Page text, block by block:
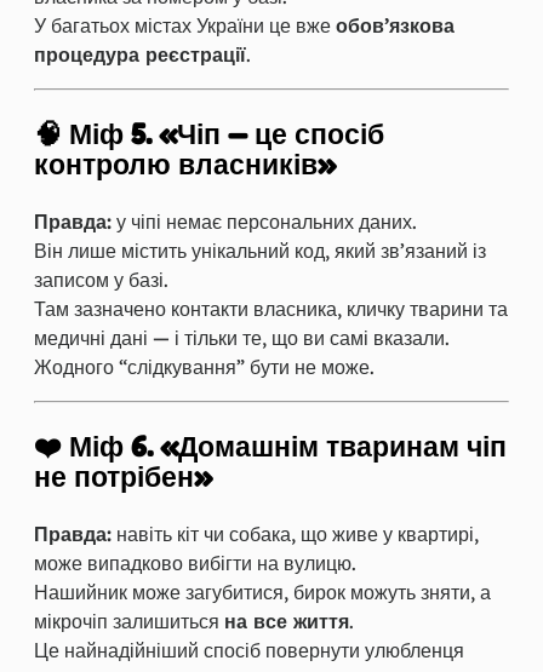
У багатьох містах України це вже обов’язкова
процедура реєстрації.
🧠 Міф 5. «Чіп — це спосіб
контролю власників»
Правда: у чіпі немає персональних даних.
Він лише містить унікальний код, який зв’язаний із
записом у базі.
Там зазначено контакти власника, кличку тварини та
медичні дані — і тільки те, що ви самі вказали.
Жодного “слідкування” бути не може.
❤️ Міф 6. «Домашнім тваринам чіп
не потрібен»
Правда: навіть кіт чи собака, що живе у квартирі,
може випадково вибігти на вулицю.
Нашийник може загубитися, бирок можуть зняти, а
мікрочіп залишиться на все життя.
Це найнадійніший спосіб повернути улюбленця